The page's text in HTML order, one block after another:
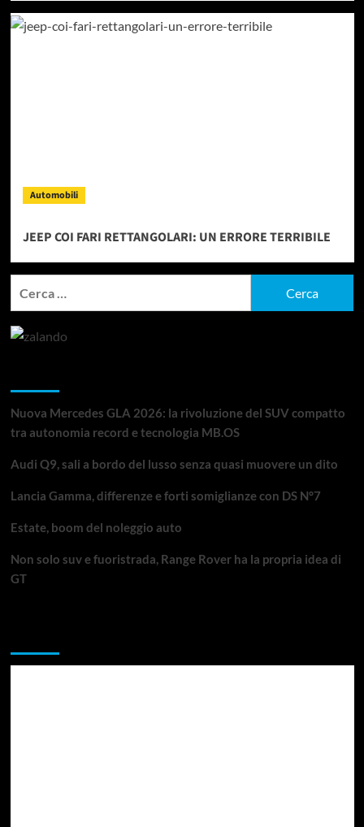
Automobili
JEEP COI FARI RETTANGOLARI: UN ERRORE TERRIBILE
Nuova Mercedes GLA 2026: la rivoluzione del SUV compatto
tra autonomia record e tecnologia MB.OS
Audi Q9, sali a bordo del lusso senza quasi muovere un dito
Lancia Gamma, differenze e forti somiglianze con DS N°7
Estate, boom del noleggio auto
Non solo suv e fuoristrada, Range Rover ha la propria idea di
GT